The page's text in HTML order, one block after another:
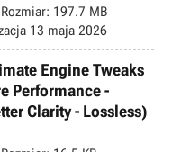
Rozmiar: 197.7 MB
13 maja 2026
Engine Tweaks
Performance -
Clarity - Lossless)